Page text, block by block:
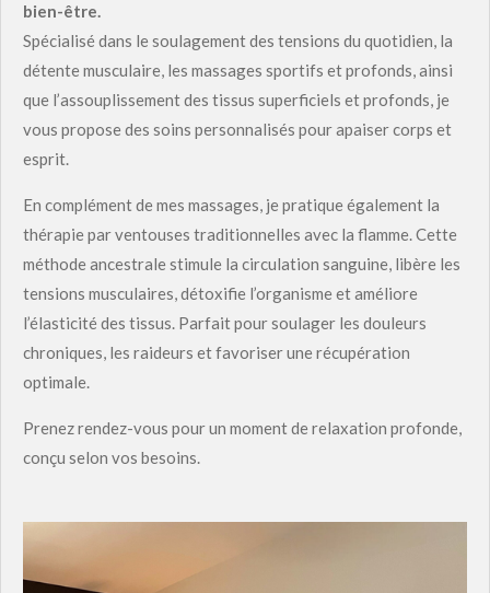
bien-être.
Spécialisé dans le soulagement des tensions du quotidien, la
détente musculaire, les massages sportifs et profonds, ainsi
que l’assouplissement des tissus superficiels et profonds, je
vous propose des soins personnalisés pour apaiser corps et
esprit.
En complément de mes massages, je pratique également la
thérapie par ventouses traditionnelles avec la flamme. Cette
méthode ancestrale stimule la circulation sanguine, libère les
tensions musculaires, détoxifie l’organisme et améliore
l’élasticité des tissus. Parfait pour soulager les douleurs
chroniques, les raideurs et favoriser une récupération
optimale.
Prenez rendez-vous pour un moment de relaxation profonde,
conçu selon vos besoins.